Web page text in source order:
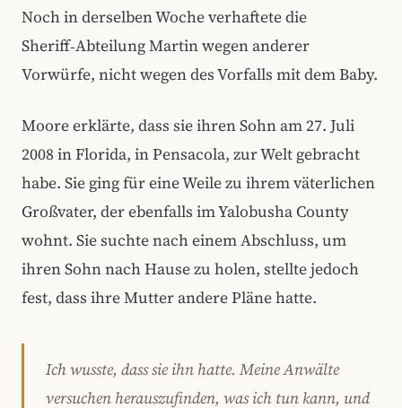
Noch in derselben Woche verhaftete die
Sheriff‑Abteilung Martin wegen anderer
Vorwürfe, nicht wegen des Vorfalls mit dem Baby.
Moore erklärte, dass sie ihren Sohn am 27. Juli
2008 in Florida, in Pensacola, zur Welt gebracht
habe. Sie ging für eine Weile zu ihrem väterlichen
Großvater, der ebenfalls im Yalobusha County
wohnt. Sie suchte nach einem Abschluss, um
ihren Sohn nach Hause zu holen, stellte jedoch
fest, dass ihre Mutter andere Pläne hatte.
Ich wusste, dass sie ihn hatte. Meine Anwälte
versuchen herauszufinden, was ich tun kann, und